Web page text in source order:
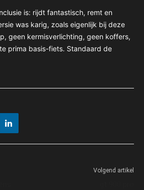
is: rijdt fantastisch, remt en
was karig, zoals eigenlijk bij deze
geen kermisverlichting, geen koffers,
prima basis-fiets. Standaard de
Volgend artikel